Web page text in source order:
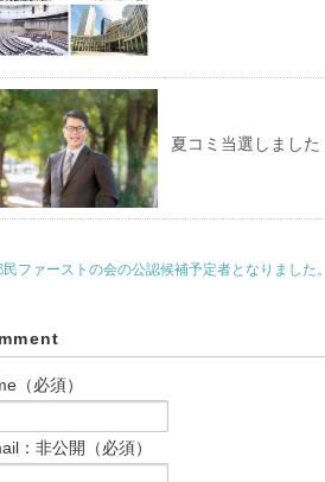
夏コミ当選しました
民ファーストの会の公認候補予定者となりました。
（必須）
：非公開（必須）